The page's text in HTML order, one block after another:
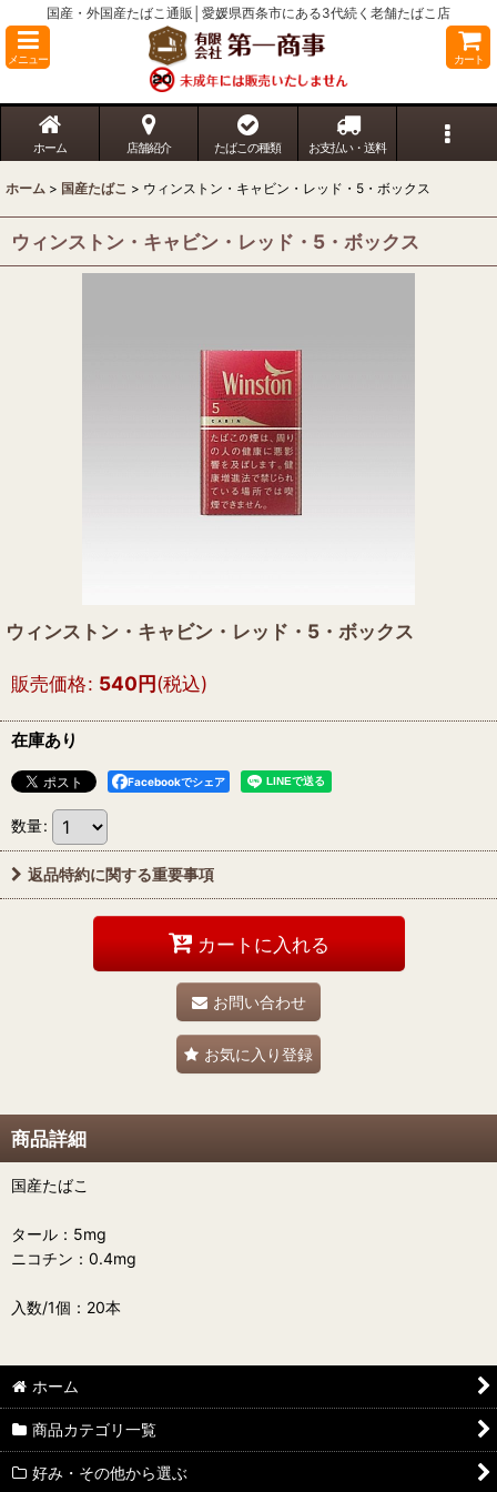
国産・外国産たばこ通販│愛媛県西条市にある3代続く老舗たばこ店
メニュー カート
ホーム 店舗紹介 たばこの種類 お支払い・送料
ホーム > 国産たばこ > ウィンストン・キャビン・レッド・5・ボックス
ウィンストン・キャビン・レッド・5・ボックス
ウィンストン・キャビン・レッド・5・ボックス
販売価格: 540円(税込)
在庫あり
Facebookでシェア
数量:
返品特約に関する重要事項
カートに入れる
お問い合わせ
お気に入り登録
商品詳細
国産たばこ
タール：5mg
ニコチン：0.4mg
入数/1個：20本
ホーム
商品カテゴリ一覧
好み・その他から選ぶ